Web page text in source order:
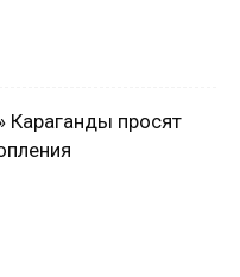
Караганды просят